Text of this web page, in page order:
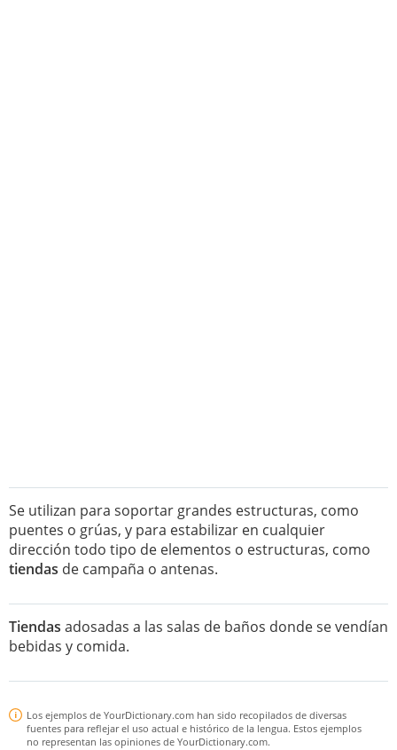
Se utilizan para soportar grandes estructuras, como
puentes o grúas, y para estabilizar en cualquier
dirección todo tipo de elementos o estructuras, como
tiendas de campaña o antenas.
Tiendas adosadas a las salas de baños donde se vendían
bebidas y comida.
Los ejemplos de YourDictionary.com han sido recopilados de diversas
fuentes para reflejar el uso actual e histórico de la lengua. Estos ejemplos
no representan las opiniones de YourDictionary.com.